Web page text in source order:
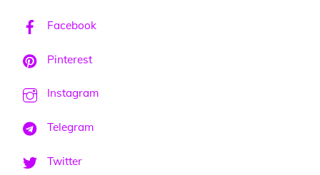
Facebook
Pinterest
Instagram
Telegram
Twitter